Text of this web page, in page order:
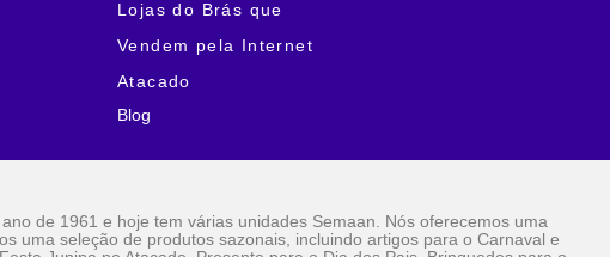
Lojas do Brás que
Vendem pela Internet
Atacado
Blog
de 1961 e hoje tem várias unidades Semaan. Nós oferecemos uma
uma seleção de produtos sazonais, incluindo artigos para o Carnaval e